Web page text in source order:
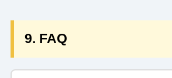
9. FAQ